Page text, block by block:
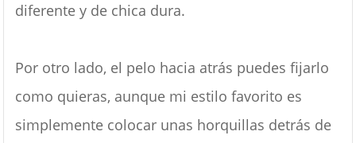
diferente y de chica dura.
Por otro lado, el pelo hacia atrás puedes fijarlo
como quieras, aunque mi estilo favorito es
simplemente colocar unas horquillas detrás de